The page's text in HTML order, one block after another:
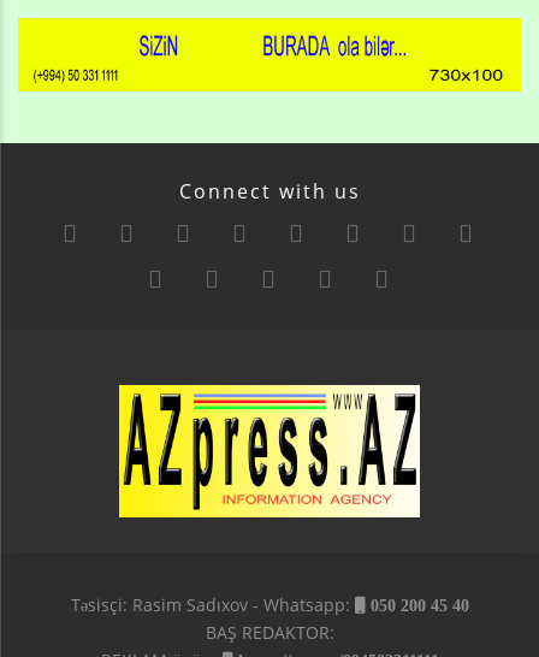
Connect with us
Təsisçi: Rasim Sadıxov - Whatsapp: 050 200 45 40
BAŞ REDAKTOR: